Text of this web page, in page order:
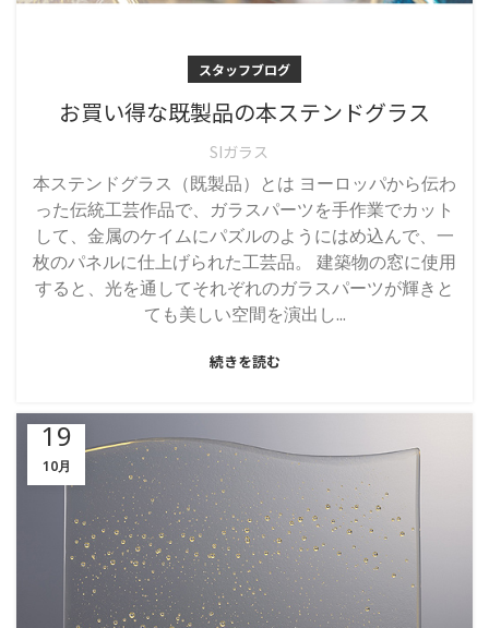
スタッフブログ
お買い得な既製品の本ステンドグラス
SIガラス
本ステンドグラス（既製品）とは ヨーロッパから伝わ
った伝統工芸作品で、ガラスパーツを手作業でカット
して、金属のケイムにパズルのようにはめ込んで、一
枚のパネルに仕上げられた工芸品。 建築物の窓に使用
すると、光を通してそれぞれのガラスパーツが輝きと
ても美しい空間を演出し...
続きを読む
19
10月